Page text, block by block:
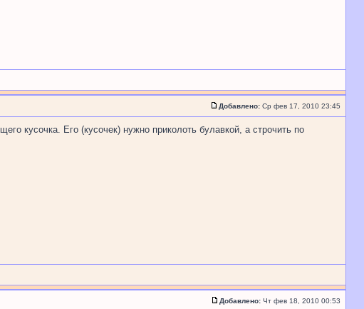
Добавлено: Ср фев 17, 2010 23:45
кусочка. Его (кусочек) нужно приколоть булавкой, а строчить по
Добавлено: Чт фев 18, 2010 00:53